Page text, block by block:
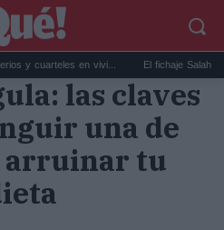
en vivi... El fichaje Salah
las claves
una de
arruinar tu